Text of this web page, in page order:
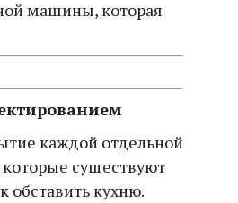
машины, которая
каждой отдельной
существуют
обставить кухню.